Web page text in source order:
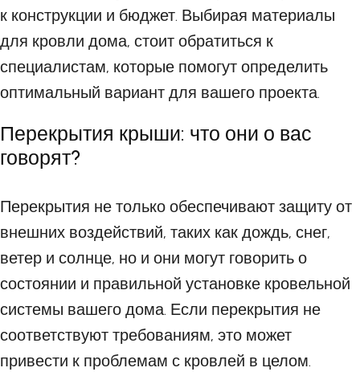
к конструкции и бюджет. Выбирая материалы
для кровли дома, стоит обратиться к
специалистам, которые помогут определить
оптимальный вариант для вашего проекта.
Перекрытия крыши: что они о вас
говорят?
Перекрытия не только обеспечивают защиту от
внешних воздействий, таких как дождь, снег,
ветер и солнце, но и они могут говорить о
состоянии и правильной установке кровельной
системы вашего дома. Если перекрытия не
соответствуют требованиям, это может
привести к проблемам с кровлей в целом.